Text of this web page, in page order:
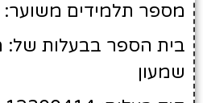
מספר תלמידים משוער: 528 תלמידים
בית הספר בבעלות של:
שמעון